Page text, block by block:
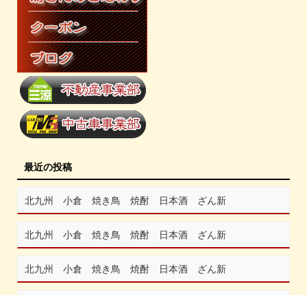
最近の投稿
北九州 小倉 焼き鳥 焼酎 日本酒 ざん新
北九州 小倉 焼き鳥 焼酎 日本酒 ざん新
北九州 小倉 焼き鳥 焼酎 日本酒 ざん新